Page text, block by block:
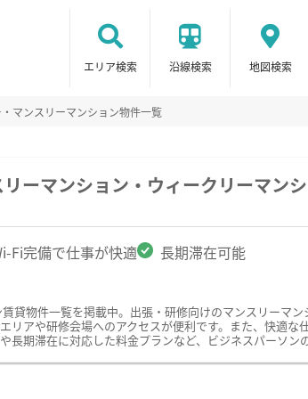
エリア検索 沿線検索 地図検索
マンスリーマンション物件一覧
ーマンション・ウィークリーマン
Fi完備で仕事が快適 長期滞在可能
貸物件一覧を掲載中。出張・研修向けのマンスリーマ
アや研修会場へのアクセスが便利です。また、快適
期滞在に対応した料金プランなど、ビジネスパーソン